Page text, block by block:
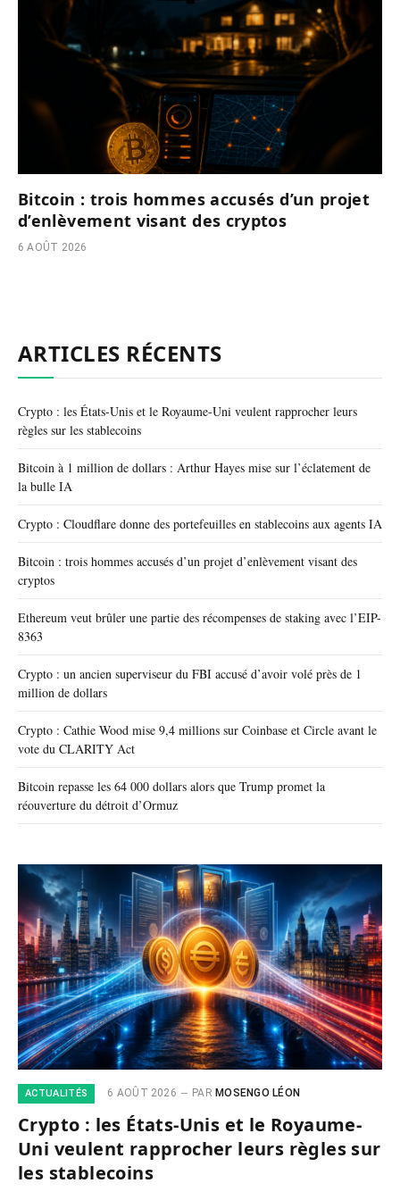
Bitcoin : trois hommes accusés d’un projet
d’enlèvement visant des cryptos
6 AOÛT 2026
ARTICLES RÉCENTS
Crypto : les États-Unis et le Royaume-Uni veulent rapprocher leurs
règles sur les stablecoins
Bitcoin à 1 million de dollars : Arthur Hayes mise sur l’éclatement de
la bulle IA
Crypto : Cloudflare donne des portefeuilles en stablecoins aux agents IA
Bitcoin : trois hommes accusés d’un projet d’enlèvement visant des
cryptos
Ethereum veut brûler une partie des récompenses de staking avec l’EIP-
8363
Crypto : un ancien superviseur du FBI accusé d’avoir volé près de 1
million de dollars
Crypto : Cathie Wood mise 9,4 millions sur Coinbase et Circle avant le
vote du CLARITY Act
Bitcoin repasse les 64 000 dollars alors que Trump promet la
réouverture du détroit d’Ormuz
ACTUALITÉS 6 AOÛT 2026 PAR MOSENGO LÉON
Crypto : les États-Unis et le Royaume-
Uni veulent rapprocher leurs règles sur
les stablecoins